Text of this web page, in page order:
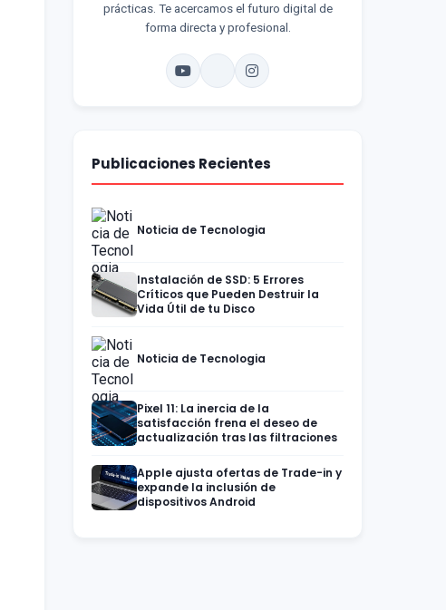
prácticas. Te acercamos el futuro digital de
forma directa y profesional.
Publicaciones Recientes
Noticia de Tecnologia
Instalación de SSD: 5 Errores
Críticos que Pueden Destruir la
Vida Útil de tu Disco
Noticia de Tecnologia
Pixel 11: La inercia de la
satisfacción frena el deseo de
actualización tras las filtraciones
Apple ajusta ofertas de Trade-in y
expande la inclusión de
dispositivos Android